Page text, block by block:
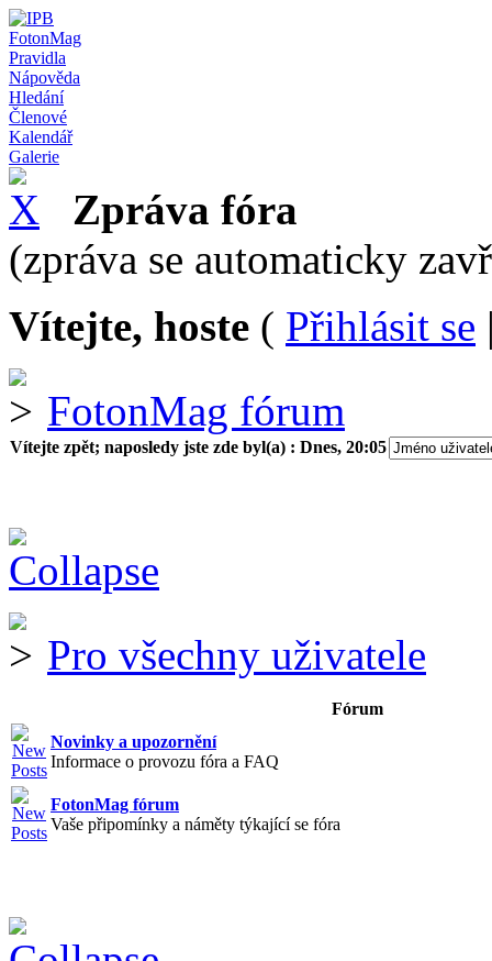
FotonMag
Pravidla
Nápověda
Hledání
Členové
Kalendář
Galerie
Zpráva fóra
(zpráva se automaticky
Vítejte, hoste ( Přihlásit se
FotonMag fórum
Vítejte zpět; naposledy jste zde byl(a) : Dnes, 20:05
Pro všechny uživatele
Fórum
Novinky a upozornění
Informace o provozu fóra a FAQ
FotonMag fórum
Vaše připomínky a náměty týkající se fóra